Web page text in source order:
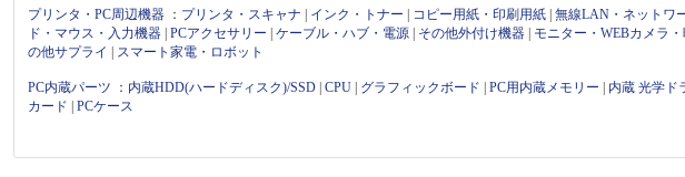
プリンタ・PC周辺機器 ： プリンタ・スキャナ インク・トナー コピー用紙・印刷用紙 |無線LAN・ネットワ
ド・マウス・入力機器 |PCアクセサリー |ケーブル・ハブ・電源 その他外付け機器 モニター・WEBカメラ
の他サプライ
スマート家電・ロボット
PC内蔵パーツ ： 内蔵HDD(ハードディスク)/SSD |CPU グラフィックボード |PC用内蔵メモリー 内蔵 光学ド
カード |PCケース